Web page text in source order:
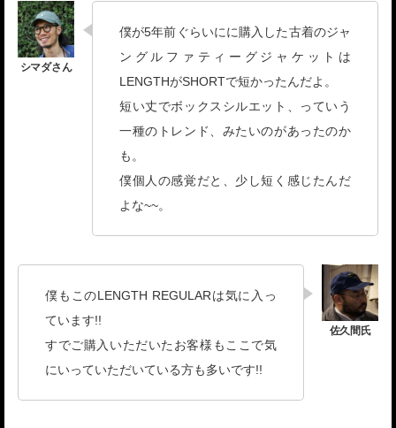
僕が5年前ぐらいにに購入した古着のジャ
ングルファティーグジャケットは
LENGTHがSHORTで短かったんだよ。
短い丈でボックスシルエット、っていう
一種のトレンド、みたいのがあったのか
も。
僕個人の感覚だと、少し短く感じたんだ
よな~~。
僕もこのLENGTH REGULARは気に入っ
ています!!
すでご購入いただいたお客様もここで気
にいっていただいている方も多いです!!